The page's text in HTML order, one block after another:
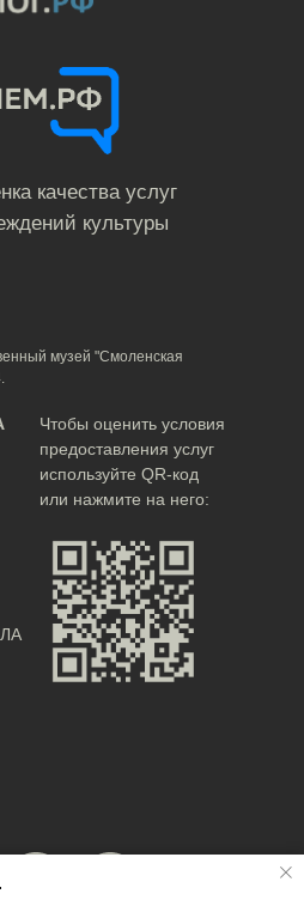
музей "Смоленская
качества услуг
культуры
Чтобы оценить условия
предоставления услуг
используйте QR-код
или нажмите на него: